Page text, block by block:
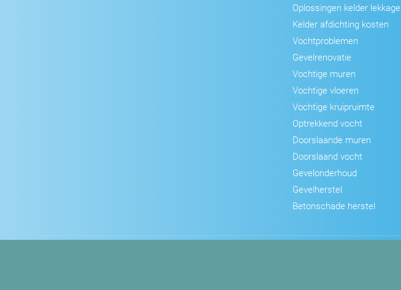
Oplossingen kelder lekkage
Kelder afdichting kosten
Vochtproblemen
Gevelrenovatie
Vochtige muren
Vochtige vloeren
Vochtige kruipruimte
Optrekkend vocht
Doorslaande muren
Doorslaand vocht
Gevelonderhoud
Gevelherstel
Betonschade herstel